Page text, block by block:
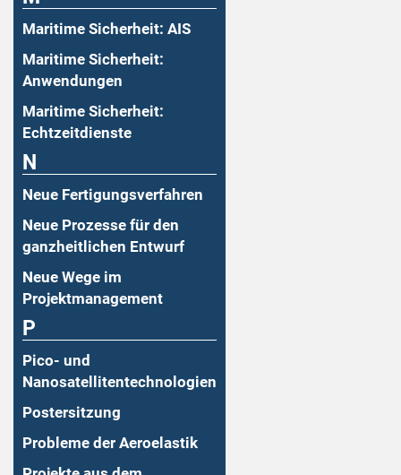
Maritime Sicherheit: AIS
Maritime Sicherheit:
Anwendungen
Maritime Sicherheit:
Echtzeitdienste
N
Neue Fertigungsverfahren
Neue Prozesse für den
ganzheitlichen Entwurf
Neue Wege im
Projektmanagement
P
Pico- und
Nanosatellitentechnologien
Postersitzung
Probleme der Aeroelastik